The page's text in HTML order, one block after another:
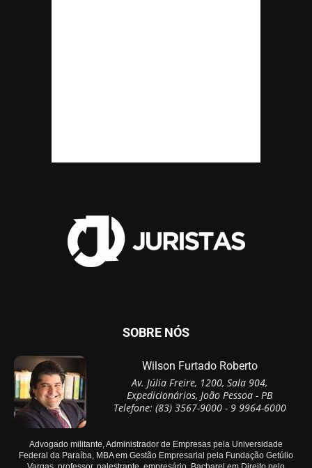
SOBRE NÓS
Wilson Furtado Roberto
Av. Júlia Freire, 1200, Sala 904,
Expedicionários, João Pessoa - PB
Telefone: (83) 3567-9000 - 9 9964-6000
Advogado militante, Administrador de Empresas pela Universidade
Federal da Paraíba, MBA em Gestão Empresarial pela Fundação Getúlio